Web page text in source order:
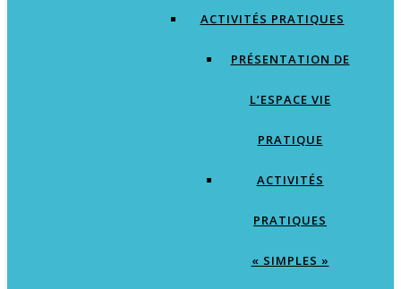
ACTIVITÉS PRATIQUES
PRÉSENTATION DE
L’ESPACE VIE
PRATIQUE
ACTIVITÉS
PRATIQUES
« SIMPLES »